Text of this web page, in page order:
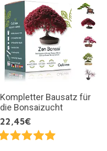
Kompletter Bausatz für
die Bonsaizucht
22,45€